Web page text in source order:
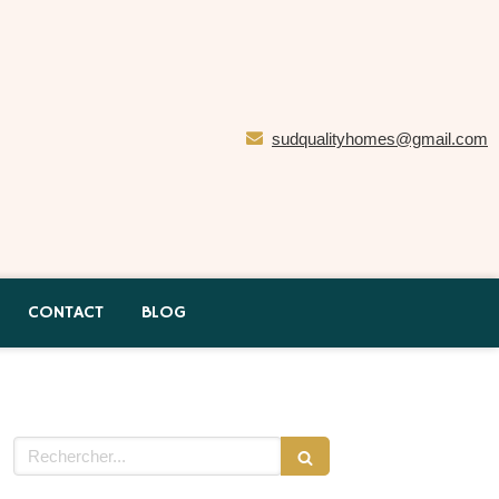
sudqualityhomes@gmail.com
CONTACT BLOG
Rechercher